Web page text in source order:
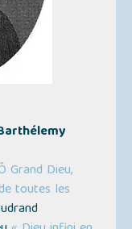
Grand Dieu,
toutes les